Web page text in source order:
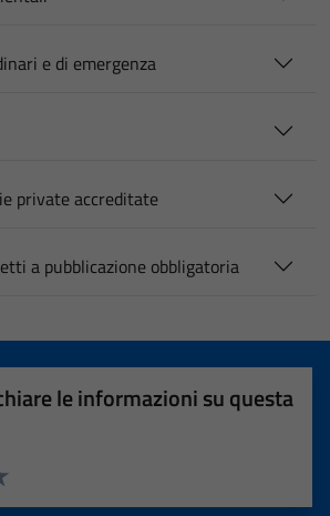
e di emergenza
private accreditate
a pubblicazione obbligatoria
le informazioni su questa
5 stelle su 5
4 stelle su 5
su 5
su 5